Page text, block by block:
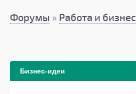
Форумы » Работа и бизнес
Бизнес-идеи